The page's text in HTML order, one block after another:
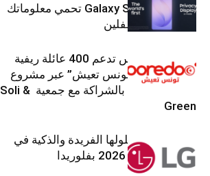
جهاز Galaxy S26 Ultra تحمي معلوماتك
من أعين المتطفلين
Ooredoo تونس تدعم 400 عائلة ريفية
ضمن برنامج “تونس تعيش” عبر مشروع
تنموي مستدام بالشراكة مع جمعية Soli &
Green
إل جي تقدم حلولها الفريدة والذكية في
معرض (KBIS) 2026 بفلوريدا